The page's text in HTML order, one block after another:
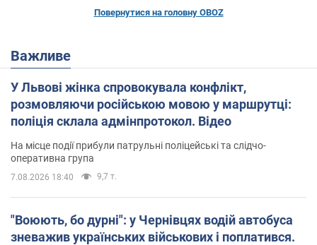
Повернутися на головну OBOZ
Важливе
У Львові жінка спровокувала конфлікт,
розмовляючи російською мовою у маршрутці:
поліція склала адмінпротокол. Відео
На місце події прибули патрульні поліцейські та слідчо-
оперативна група
7.08.2026 18:40 9,7 т.
"Воюють, бо дурні": у Чернівцях водій автобуса
зневажив українських військових і поплатився.